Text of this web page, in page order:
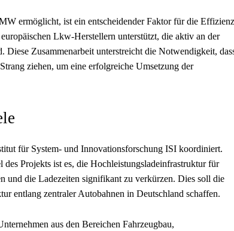
ermöglicht, ist ein entscheidender Faktor für die Effizienz
Lkw-Herstellern unterstützt, die aktiv an der
Zusammenarbeit unterstreicht die Notwendigkeit,
ziehen, um eine erfolgreiche Umsetzung der
für System- und Innovationsforschung ISI koordiniert.
Projekts ist es, die Hochleistungsladeinfrastruktur für
und die Ladezeiten signifikant zu verkürzen. Dies soll die
entlang zentraler Autobahnen in Deutschland schaffen.
aus den Bereichen Fahrzeugbau,